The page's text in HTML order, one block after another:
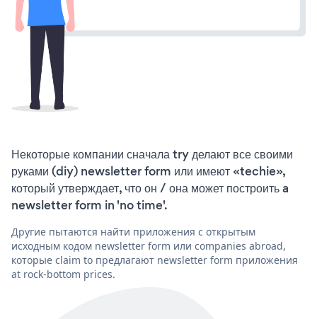
Некоторые компании сначала try делают все своими
руками (diy) newsletter form или имеют «techie»,
который утверждает, что он / она может построить a
newsletter form in 'no time'.
Другие пытаются найти приложения с открытым
исходным кодом newsletter form или companies abroad,
которые claim to предлагают newsletter form приложения
at rock-bottom prices.